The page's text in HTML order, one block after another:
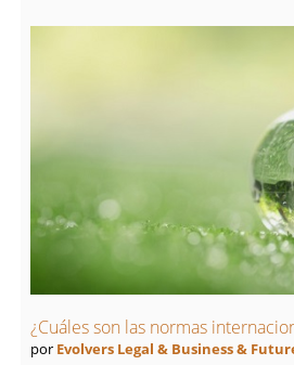
¿Cuáles son las normas
por Evolvers Legal & Business &